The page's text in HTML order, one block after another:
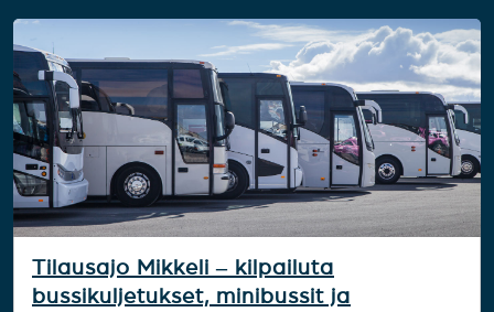
Tilausajo Mikkeli – kilpailuta
bussikuljetukset, minibussit ja